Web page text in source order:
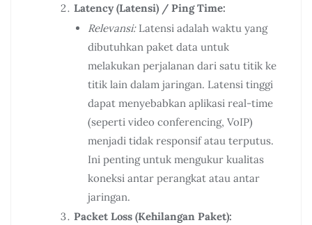
Latency (Latensi) / Ping Time:
Relevansi:Latensi adalah waktu yang
dibutuhkan paket data untuk
melakukan perjalanan dari satu titik ke
titik lain dalam jaringan. Latensi tinggi
dapat menyebabkan aplikasi real-time
(seperti video conferencing, VoIP)
menjadi tidak responsif atau terputus.
Ini penting untuk mengukur kualitas
koneksi antar perangkat atau antar
jaringan.
Packet Loss (Kehilangan Paket):